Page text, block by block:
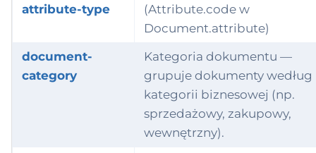
attribute-type
(Attribute.code w
Document.attribute)
document-
category
Kategoria dokumentu —
grupuje dokumenty według
kategorii biznesowej (np.
sprzedażowy, zakupowy,
wewnętrzny).